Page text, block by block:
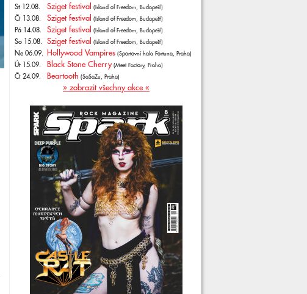
St 12.08. Sziget festival (Island of Freedom, Budapešť)
Čt 13.08. Sziget festival (Island of Freedom, Budapešť)
Pá 14.08. Sziget festival (Island of Freedom, Budapešť)
So 15.08. Sziget festival (Island of Freedom, Budapešť)
Ne 06.09. Hollywood Vampires (Sportovní hala Fortuna, Praha)
Út 15.09. Black Stone Cherry (Meet Factory, Praha)
Čt 24.09. Beartooth (SaSaZu, Praha)
» zobrazit všechny akce «